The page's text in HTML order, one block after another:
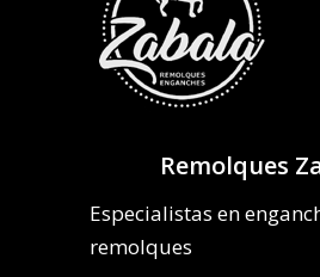
Remolques
Especialistas en
remolques